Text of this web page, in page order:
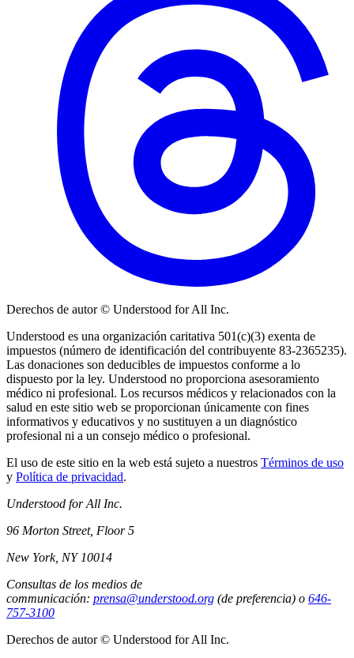
Derechos de autor © Understood for All Inc.
Understood es una organización caritativa 501(c)(3) exenta de
impuestos (número de identificación del contribuyente 83-2365235).
Las donaciones son deducibles de impuestos conforme a lo
dispuesto por la ley. Understood no proporciona asesoramiento
médico ni profesional. Los recursos médicos y relacionados con la
salud en este sitio web se proporcionan únicamente con fines
informativos y educativos y no sustituyen a un diagnóstico
profesional ni a un consejo médico o profesional.
El uso de este sitio en la web está sujeto a nuestros Términos de uso
y Política de privacidad.
Understood for All Inc.
96 Morton Street, Floor 5
New York, NY 10014
Consultas de los medios de
communicación: prensa@understood.org (de preferencia) o 646-
757-3100
Derechos de autor © Understood for All Inc.